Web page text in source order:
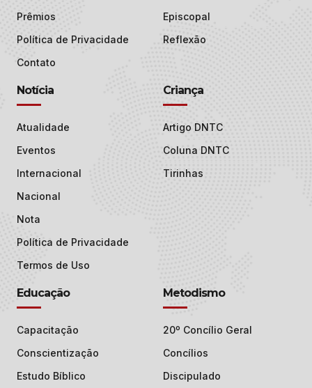
Prêmios
Política de Privacidade
Contato
Episcopal
Reflexão
Notícia
Atualidade
Eventos
Internacional
Nacional
Nota
Política de Privacidade
Termos de Uso
Criança
Artigo DNTC
Coluna DNTC
Tirinhas
Educação
Capacitação
Conscientização
Estudo Bíblico
Metodismo
20º Concílio Geral
Concílios
Discipulado